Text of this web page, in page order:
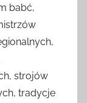
babć,
strojów
tradycje